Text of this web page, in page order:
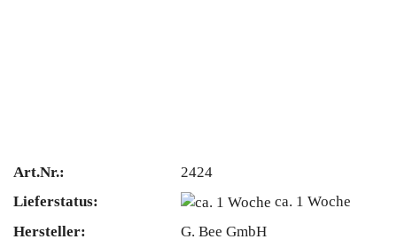
Art.Nr.:
2424
Lieferstatus:
ca. 1 Woche
Hersteller:
G. Bee GmbH